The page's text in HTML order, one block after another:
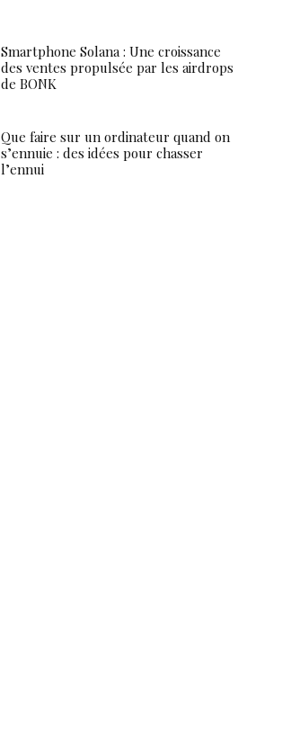
Smartphone Solana : Une croissance
des ventes propulsée par les airdrops
de BONK
Que faire sur un ordinateur quand on
s’ennuie : des idées pour chasser
l’ennui